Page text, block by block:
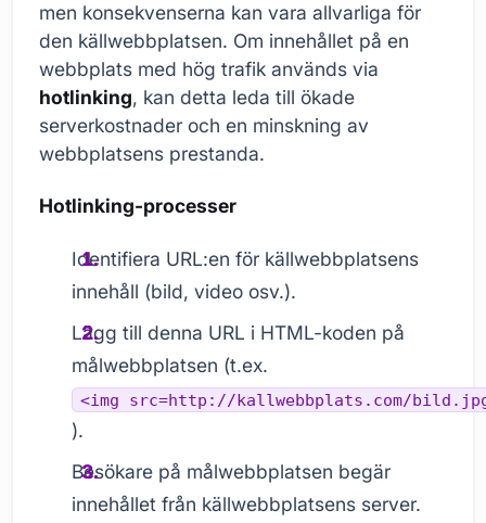
men konsekvenserna kan vara allvarliga för
den källwebbplatsen. Om innehållet på en
webbplats med hög trafik används via
hotlinking, kan detta leda till ökade
serverkostnader och en minskning av
webbplatsens prestanda.
Hotlinking-processer
Identifiera URL:en för källwebbplatsens
innehåll (bild, video osv.).
Lägg till denna URL i HTML-koden på
målwebbplatsen (t.ex.
<img src=http://kallwebbplats.com/
).
Besökare på målwebbplatsen begär
innehållet från källwebbplatsens server.